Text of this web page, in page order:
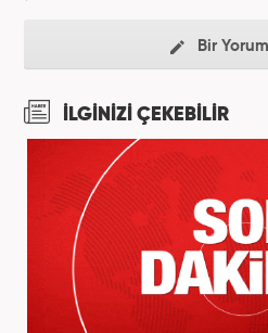
Bir
İLGİNİZİ ÇEKEBİLİR